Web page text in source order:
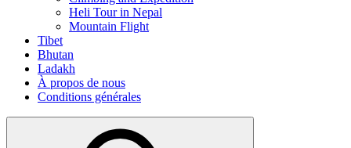
Heli Tour in Nepal
Mountain Flight
Tibet
Bhutan
Ladakh
À propos de nous
Conditions générales